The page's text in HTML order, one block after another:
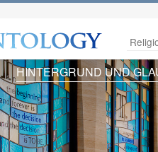
HINTERGRUND UND